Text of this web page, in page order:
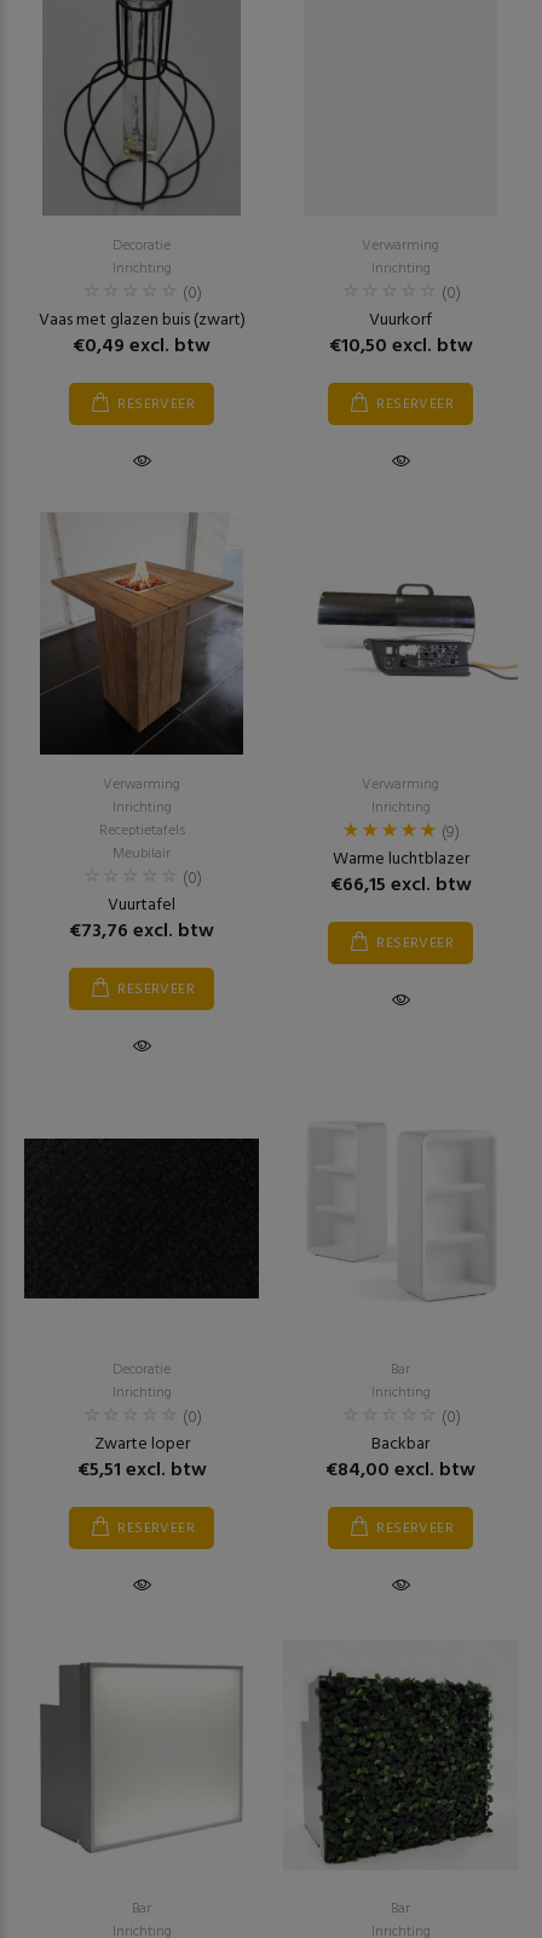
Decoratie
Inrichting
(0)
Vaas met glazen buis (zwart)
€0,49 excl. btw
RESERVEER
Verwarming
Inrichting
(0)
Vuurkorf
€10,50 excl. btw
RESERVEER
Verwarming
Inrichting
Receptietafels
Meubilair
(0)
Vuurtafel
€73,76 excl. btw
RESERVEER
Verwarming
Inrichting
(9)
Warme luchtblazer
€66,15 excl. btw
RESERVEER
Decoratie
Inrichting
(0)
Zwarte loper
€5,51 excl. btw
RESERVEER
Bar
Inrichting
(0)
Backbar
€84,00 excl. btw
RESERVEER
Bar
Inrichting
Bar
Inrichting